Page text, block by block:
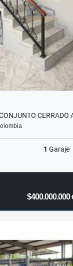
CERRADO
1 Garaje
$400.000.000